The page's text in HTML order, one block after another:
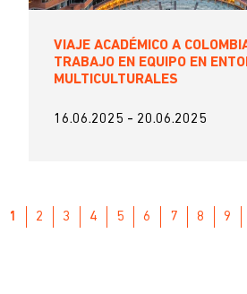
VIAJE ACADÉMICO A
TRABAJO EN EQUIPO EN
MULTICULTURALES
16.06.2025 - 20.06.2025
Paginación
PÁGINA
1 PAGE
2 PAGE
3 PAGE
4 PAGE
5 PAGE
6 PAGE
7 PAGE
8 9